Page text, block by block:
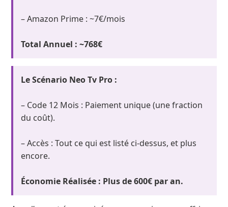
– Amazon Prime : ~7€/mois
Total Annuel : ~768€
Le Scénario Neo Tv Pro :
– Code 12 Mois : Paiement unique (une fraction
du coût).
– Accès : Tout ce qui est listé ci-dessus, et plus
encore.
Économie Réalisée : Plus de 600€ par an.